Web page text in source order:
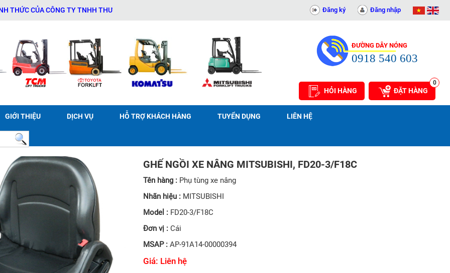
CỦA CÔNG TY TNHH THƯƠNG MẠI DỊCH VỤ THIẾT BỊ KỸ THUẬT AN PHÁT - 0311414081 Đăng ký Đăng nhập
ĐƯỜNG DÂY NÓNG
0918 540 603
HỎI HÀNG ĐẶT HÀNG
0
GIỚI THIỆU DỊCH VỤ HỖ TRỢ KHÁCH HÀNG TUYỂN DỤNG LIÊN HỆ
GHẾ NGỒI XE NÂNG MITSUBISHI, FD20-3/F18C
Tên hàng : Phụ tùng xe nâng
Nhãn hiệu : MITSUBISHI
Model : FD20-3/F18C
Đơn vị : Cái
MSAP : AP-91A14-00000394
Giá: Liên hệ